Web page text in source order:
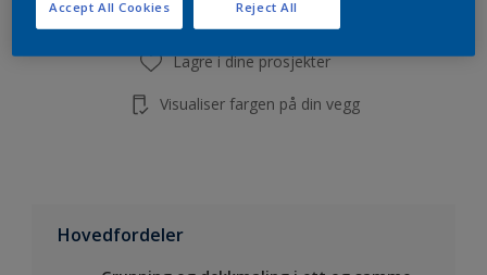
Lagre i dine prosjekter
Visualiser fargen på din vegg
Hovedfordeler
Reject All
Accept All Cookies